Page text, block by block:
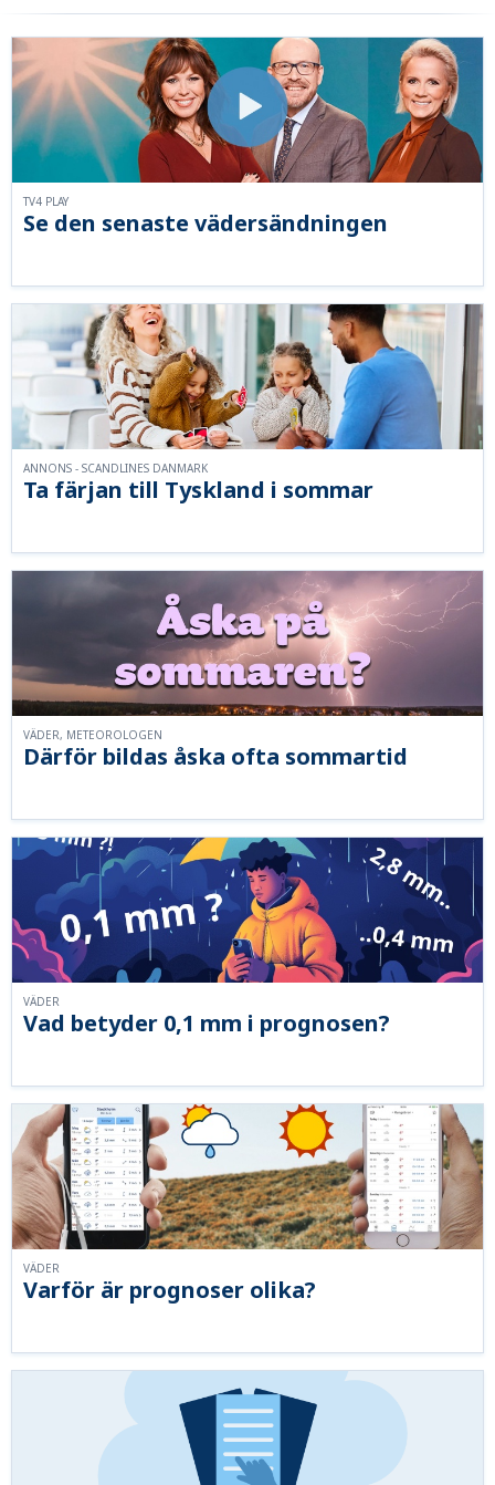
Se den senaste vädersändningen
TV4 PLAY
Ta färjan till Tyskland i sommar
ANNONS - SCANDLINES DANMARK
Därför bildas åska ofta sommartid
VÄDER, METEOROLOGEN
Vad betyder 0,1 mm i prognosen?
VÄDER
Varför är prognoser olika?
VÄDER